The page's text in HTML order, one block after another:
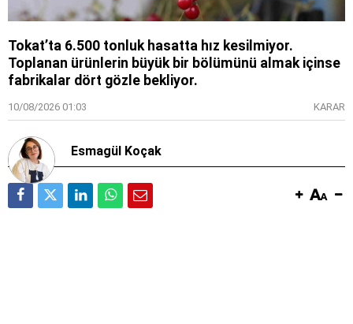
Tokat’ta 6.500 tonluk hasatta hız kesilmiyor.
Toplanan ürünlerin büyük bir bölümünü almak içinse
fabrikalar dört gözle bekliyor.
10/08/2026 01:03 KARAR
Esmagül Koçak